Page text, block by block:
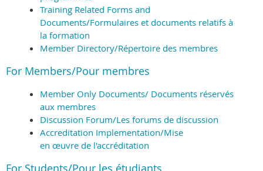
Training Related Forms and
Documents/Formulaires et documents relatifs à
la formation
Member Directory/Répertoire des membres
For Members/Pour membres
Member Only Documents/ Documents réservés
aux membres
Discussion Forum/Les forums de discussion
Accreditation Implementation/Mise
en œuvre de l'accréditation
For Students/Pour les étudiants